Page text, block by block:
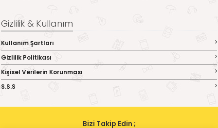
Gizlilik & Kullanım
Kullanım Şartları
Gizlilik Politikası
Kişisel Verilerin Korunması
S.S.S
Bizi Takip Edin ;